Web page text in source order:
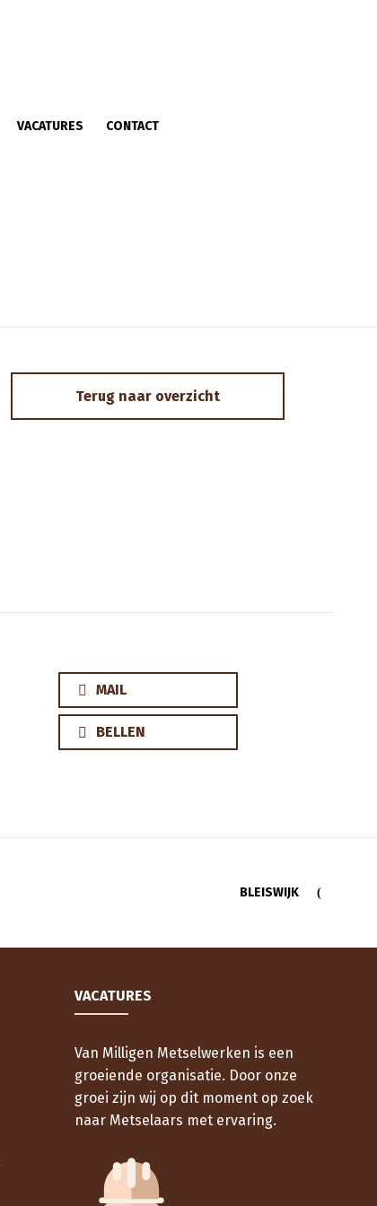
VACATURES CONTACT
Terug naar overzicht
MAIL
BELLEN
BLEISWIJK
VACATURES
Van Milligen Metselwerken is een
groeiende organisatie. Door onze
groei zijn wij op dit moment op zoek
naar Metselaars met ervaring.